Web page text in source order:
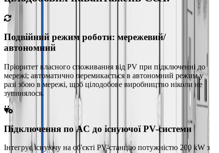
Подвійний режим роботи: мережевий/
автономний
Пріоритет власного споживання від PV при підключенні до
мережі; автоматично перемикається в автономний режим у
разі збою в мережі, щоб цілодобове виробництво ніколи не
зупинялося.
Підключення по AC до існуючої PV-системи
Інтегрує існуючу на об'єкті PV-станцію потужністю 200 kW з